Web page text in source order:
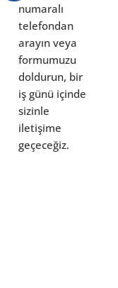
numaralı
telefondan
arayın veya
formumuzu
doldurun, bir
iş günü içinde
sizinle
iletişime
geçeceğiz.